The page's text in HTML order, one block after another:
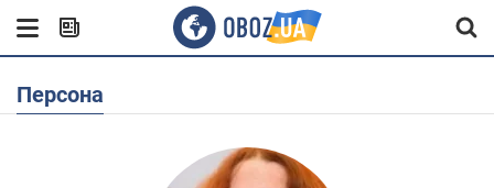
Персона